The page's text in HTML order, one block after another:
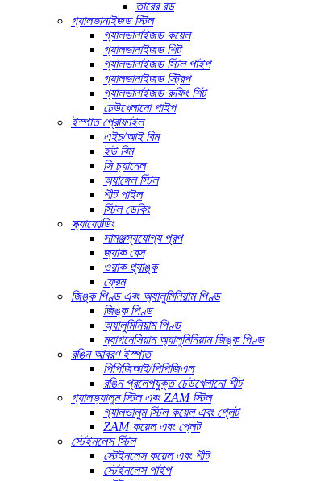
তারের রড
গ্যালভানাইজড স্টিল
গ্যালভানাইজড কয়েল
গ্যালভানাইজড শিট
গ্যালভানাইজড স্টিল পাইপ
গ্যালভানাইজড স্ট্রিপ
গ্যালভানাইজড রুফিং শিট
ঢেউখেলানো পাইপ
ইস্পাত প্রোফাইল
এইচ/আই বিম
ইউ বিম
সি চ্যানেল
অ্যাঙ্গেল স্টিল
শীট পাইল
স্টিল ডেকিং
স্ক্যাফোল্ডিং
সামঞ্জস্যযোগ্য প্রপ
জ্যাক বেস
ওয়াক প্ল্যাঙ্ক
ফ্রেম
জিঙ্ক পিণ্ড এবং অ্যালুমিনিয়াম পিণ্ড
জিঙ্ক পিণ্ড
অ্যালুমিনিয়াম পিণ্ড
ম্যাগনেসিয়াম অ্যালুমিনিয়াম জিঙ্ক পিণ্ড
রঙিন আবরণ ইস্পাত
পিপিজিআই/পিপিজিএল
রঙিন প্রলেপযুক্ত ঢেউখেলানো শীট
গ্যালভ্যালুম স্টিল এবং ZAM স্টিল
গ্যালভালুম স্টিল কয়েল এবং প্লেট
ZAM কয়েল এবং প্লেট
স্টেইনলেস স্টিল
স্টেইনলেস কয়েল এবং শীট
স্টেইনলেস পাইপ